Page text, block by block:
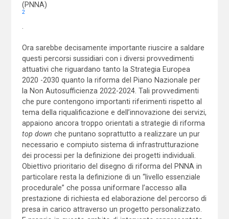
(PNNA)
2
.
Ora sarebbe decisamente importante riuscire a saldare
questi percorsi sussidiari con i diversi provvedimenti
attuativi che riguardano tanto la Strategia Europea
2020 -2030 quanto la riforma del Piano Nazionale per
la Non Autosufficienza 2022-2024. Tali provvedimenti
che pure contengono importanti riferimenti rispetto al
tema della riqualificazione e dell’innovazione dei servizi,
appaiono ancora troppo orientati a strategie di riforma
top down che puntano soprattutto a realizzare un pur
necessario e compiuto sistema di infrastrutturazione
dei processi per la definizione dei progetti individuali.
Obiettivo prioritario del disegno di riforma del PNNA in
particolare resta la definizione di un “livello essenziale
procedurale” che possa uniformare l’accesso alla
prestazione di richiesta ed elaborazione del percorso di
presa in carico attraverso un progetto personalizzato.